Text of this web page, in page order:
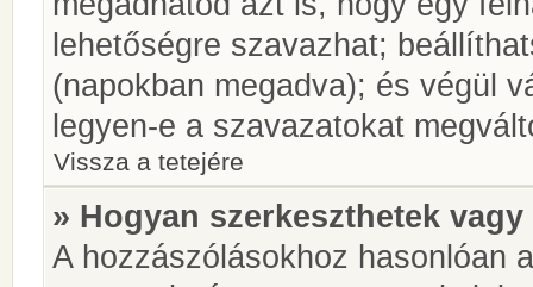
lehetőségre szavazhat;
(napokban megadva); és végül
legyen-e a szavazatokat
Vissza a tetejére
» Hogyan szerkeszthetek
A hozzászólásokhoz hasonlóan